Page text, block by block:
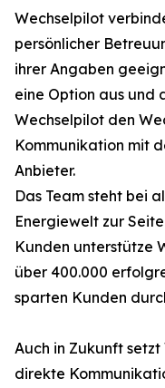
Wechselpilot
persönlicher
ihrer Angaben
eine Option aus und
Wechselpilot den
Kommunikation mit
Anbieter.
Das Team steht bei
Energiewelt zur
Kunden unterstütze
über 400.000
sparten Kunden
Auch in Zukunft
direkte